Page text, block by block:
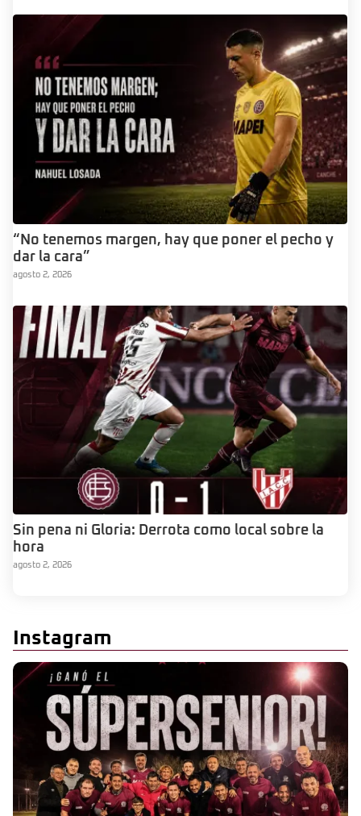
“No tenemos margen, hay que poner el pecho y
dar la cara”
agosto 2, 2026
Sin pena ni Gloria: Derrota como local sobre la
hora
agosto 2, 2026
Instagram